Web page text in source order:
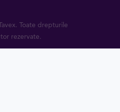
Toate drepturile
rezervate.